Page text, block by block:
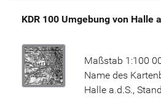
KDR 100 Umgebung von Halle
Maßstab 1:100
Name des
Halle a.d.S.,